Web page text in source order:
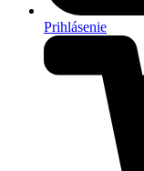
Prihlásenie